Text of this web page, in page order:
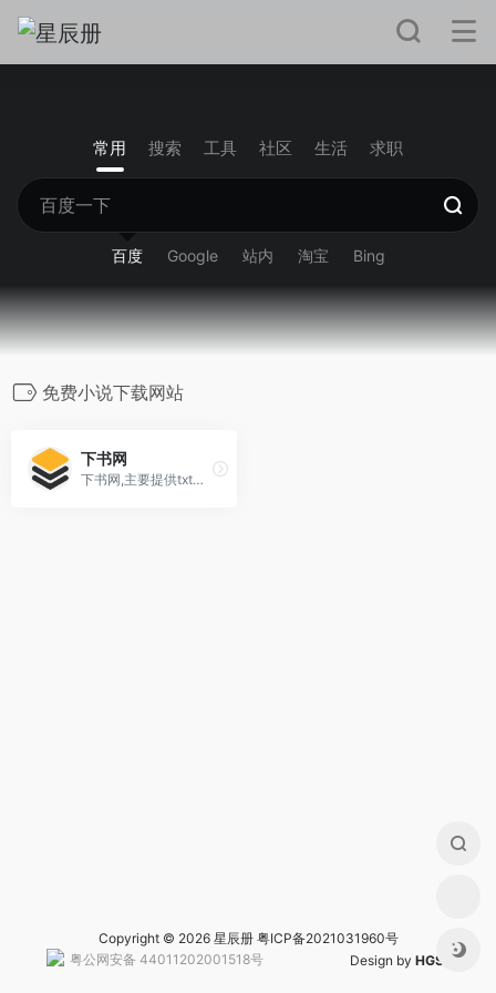
常用 搜索 工具 社区 生活 求职
百度 Google 站内 淘宝 Bing
免费小说下载网站
下书网
下书网,主要提供txt格式小说下载
Copyright © 2026 星辰册 粤ICP备2021031960号
粤公网安备 44011202001518号Design by HGS